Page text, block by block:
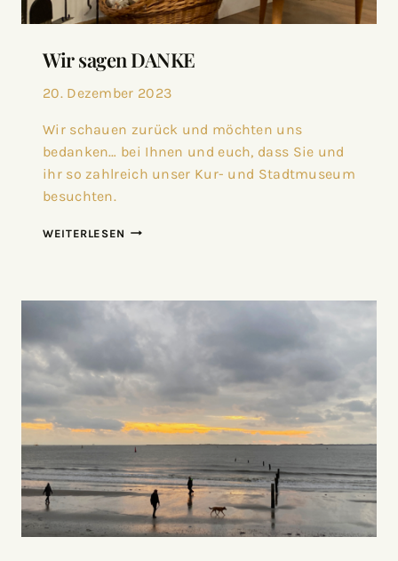
Wir sagen DANKE
20. Dezember 2023
Wir schauen zurück und möchten uns
bedanken… bei Ihnen und euch, dass Sie und
ihr so zahlreich unser Kur- und Stadtmuseum
besuchten.
WEITERLESEN